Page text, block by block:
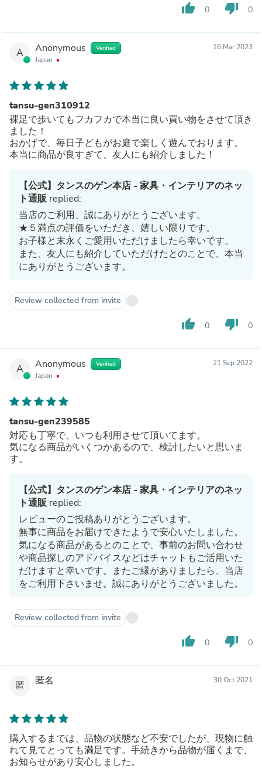
thumb_up 0 thumb_down 0
A Anonymous Verified
Japan
16 Mar 2023
tansu-gen310912
裸足で歩いてもフカフカで本当に良い買い物をさせて頂き
ました！
おかげで、毎日子どもがお庭で楽しく遊んでおります。
本当に商品が良すぎて、友人にも紹介しました！
【公式】タンスのゲン本店 - 家具・インテリアのネッ
ト通販replied:
当店のご利用、誠にありがとうございます。
★５満点の評価をいただき、嬉しい限りです。
お子様と末永くご愛用いただけましたら幸いです。
また、友人にも紹介していただけたとのことで、本当
にありがとうございます。
Review collected from invite
thumb_up 0 thumb_down 0
A Anonymous Verified
Japan
21 Sep 2022
tansu-gen239585
対応も丁寧で、いつも利用させて頂いてます。
気になる商品がいくつかあるので、検討したいと思いま
す。
【公式】タンスのゲン本店 - 家具・インテリアのネッ
ト通販replied:
レビューのご投稿ありがとうございます。
無事に商品をお届けできたようで安心いたしました。
気になる商品があるとのことで、事前のお問い合わせ
や商品探しのアドバイスなどはチャットもご活用いた
だけますと幸いです。またご縁がありましたら、当店
をご利用下さいませ。誠にありがとうございました。
Review collected from invite
thumb_up 0 thumb_down 0
匿 匿名 30 Oct 2021
購入するまでは、品物の状態など不安でしたが、現物に触
れて見てとっても満足です。手続きから品物が届くまで、
お知らせがあり安心しました。